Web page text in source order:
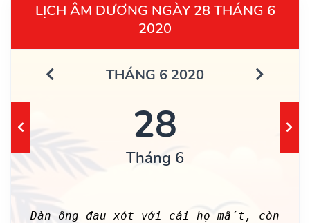
LỊCH ÂM DƯƠNG NGÀY 28 THÁNG 6
2020
THÁNG 6 2020
28
Tháng 6
Đàn ông đau xót với cái họ mất, còn